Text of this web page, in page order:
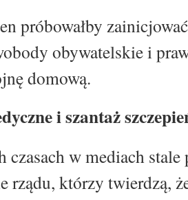
próbowałby
obywatelskie i
domową.
i szantaż
czasach w mediach stale
rządu, którzy twierdzą,